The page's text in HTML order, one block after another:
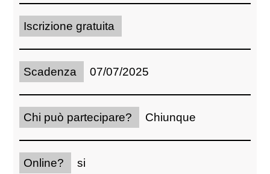
Iscrizione gratuita
Scadenza 07/07/2025
Chi può partecipare? Chiunque
Online? si